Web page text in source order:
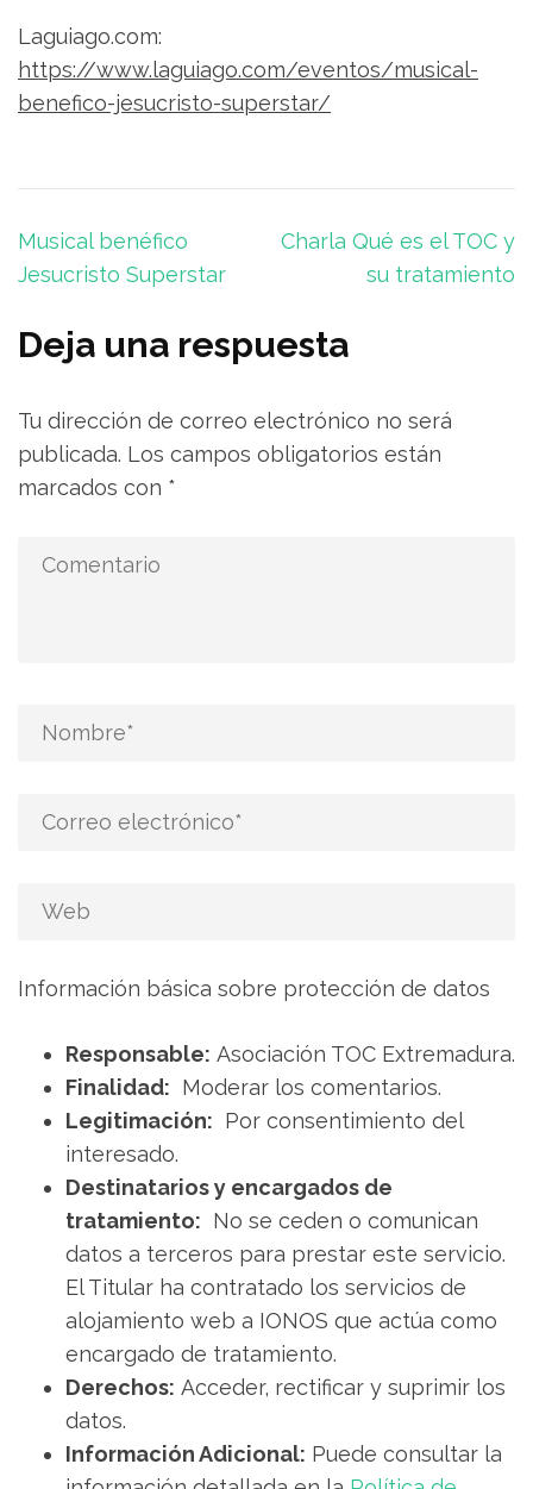
Laguiago.com:
https://www.laguiago.com/eventos/musical-
benefico-jesucristo-superstar/
Navegación
de
Musical benéfico
Jesucristo Superstar
Charla Qué es el TOC y
su tratamiento
Deja una respuesta
Tu dirección de correo electrónico no será
publicada. Los campos obligatorios están
marcados con *
Información básica sobre protección de datos
Responsable: Asociación TOC Extremadura.
Finalidad: Moderar los comentarios.
Legitimación: Por consentimiento del
interesado.
Destinatarios y encargados de
tratamiento: No se ceden o comunican
datos a terceros para prestar este servicio.
El Titular ha contratado los servicios de
alojamiento web a IONOS que actúa como
encargado de tratamiento.
Derechos: Acceder, rectificar y suprimir los
datos.
Información Adicional: Puede consultar la